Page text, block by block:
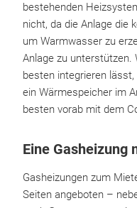
bestehenden
nicht, da die Anlage die
um Warmwasser zu
Anlage zu unterstützen.
besten integrieren
ein Wärmespeicher im
besten vorab mit dem
Eine Gasheizung
Gasheizungen zum
Seiten angeboten –